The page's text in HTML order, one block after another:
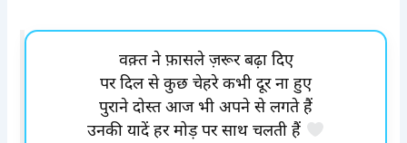
वक़्त ने फ़ासले ज़रूर बढ़ा दिए
पर दिल से कुछ चेहरे कभी दूर ना हुए
पुराने दोस्त आज भी अपने से लगते हैं
उनकी यादें हर मोड़ पर साथ चलती हैं